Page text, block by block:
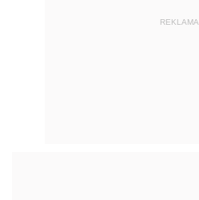
REKLAMA